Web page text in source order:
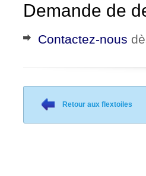
Demande de
Contactez-nous
Retour aux flextoiles